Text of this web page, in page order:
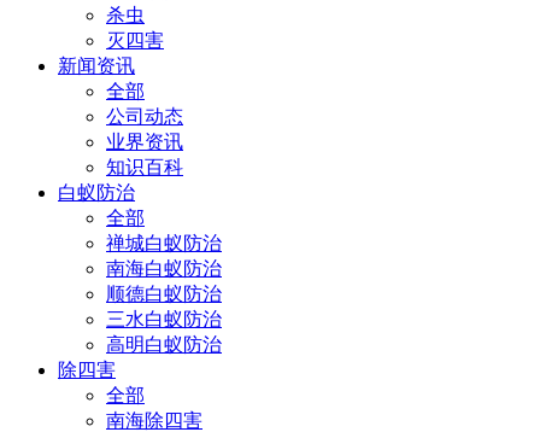
杀虫
灭四害
新闻资讯
全部
公司动态
业界资讯
知识百科
白蚁防治
全部
禅城白蚁防治
南海白蚁防治
顺德白蚁防治
三水白蚁防治
高明白蚁防治
除四害
全部
南海除四害